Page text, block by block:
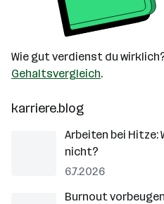
Wie gut verdienst du
Gehaltsvergleich.
karriere.blog
Arbeiten bei Hitze:
nicht?
6.7.2026
Burnout